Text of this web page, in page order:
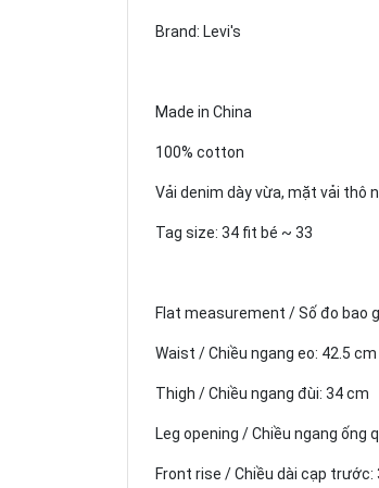
Brand: Levi's
Made in China
100% cotton
Vải denim dày vừa, mặt vải thô
Tag size: 34 fit bé ~ 33
Flat measurement / Số đo bao
Waist / Chiều ngang eo: 42.5 cm
Thigh / Chiều ngang đùi: 34 cm
Leg opening / Chiều ngang ống
Front rise / Chiều dài cạp trước: